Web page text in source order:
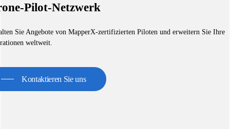
Pilot-Netzwerk
Sie Angebote von MapperX-zertifizierten Piloten und erweitern Sie Ihre
weltweit.
Kontaktieren Sie uns